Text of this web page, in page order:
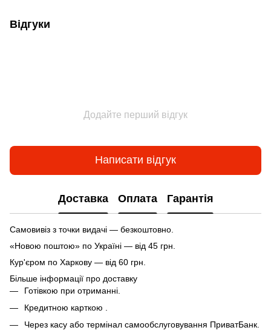
Відгуки
Додайте перший відгук
Написати відгук
Доставка Оплата Гарантія
Самовивіз з точки видачі — безкоштовно.
«Новою поштою» по Україні — від 45 грн.
Кур'єром по Харкову — від 60 грн.
Більше інформації про доставку
Готівкою при отриманні.
Кредитною карткою .
Через касу або термінал самообслуговування ПриватБанк.